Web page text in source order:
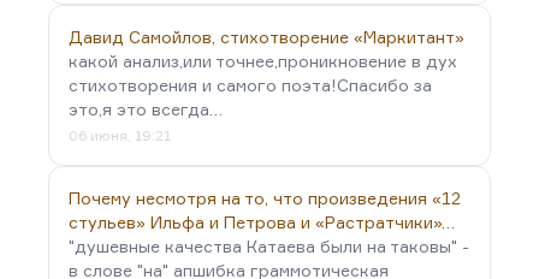
Давид Самойлов, стихотворение «Маркитант»
какой анализ,или точнее,проникновение в дух
стихотворения и самого поэта!Спасибо за
это,я это всегда…
06 июня, 19:21
Почему несмотря на то, что произведения «12
стульев» Ильфа и Петрова и «Растратчики»…
"душевные качества Катаева были на таковы" -
в слове "на" апшибка граммотическая